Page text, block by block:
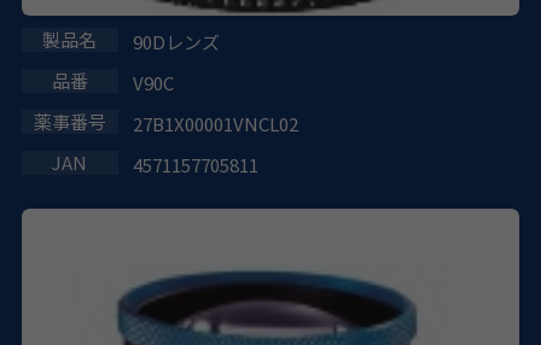
90Dレンズ
V90C
27B1X00001VNCL02
4571157705811